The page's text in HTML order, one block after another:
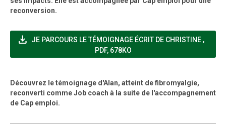
reconversion.
file_download JE PARCOURS LE TÉMOIGNAGE ÉCRIT DE CHRISTINE ,
PDF, 678KO
Découvrez le témoignage d'Alan, atteint de fibromyalgie,
reconverti comme Job coach à la suite de l'accompagnement
de Cap emploi.